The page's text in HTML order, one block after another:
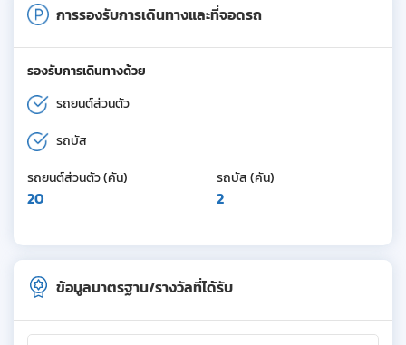
การรองรับการเดินทางและที่จอดรถ
รองรับการเดินทางด้วย
รถยนต์ส่วนตัว
รถบัส
รถยนต์ส่วนตัว (คัน)
20
รถบัส (คัน)
2
ข้อมูลมาตรฐาน/รางวัลที่ได้รับ